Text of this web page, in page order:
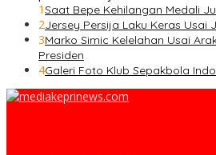
1Saat Bepe Kehilangan Medali
2Jersey Persija Laku Keras Usai
3Marko Simic Kelelahan Usai
Presiden
4Galeri Foto Klub Sepakbola